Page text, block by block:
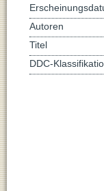
Autoren
Titel
DDC-